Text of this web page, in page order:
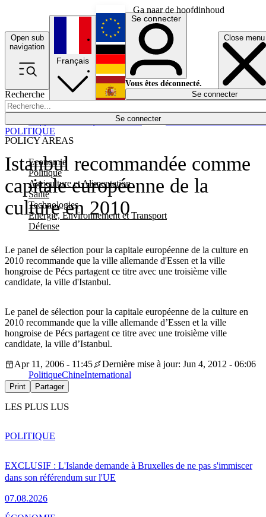
Ga naar de hoofdinhoud
Open sub
navigation
Close menu
Recherche
Se connecter
POLICY AREAS
Economie
Politique
Agriculture et Alimentation
Santé
Technologies
Energie, Environnement et Transport
Défense
Économie
Français
English
Deutsch
Español
Se connecter
Vous êtes déconnecté.
Se connecter
Istanbul recommandée comme
capitale européenne de la
culture en 2010
Le panel de sélection pour la capitale européenne de la culture en
2010 recommande que la ville allemande d'Essen et la ville
hongroise de Pécs partagent ce titre avec une troisième ville
candidate, la ville d'Istanbul.
POLITIQUE
Le panel de sélection pour la capitale européenne de la culture en
2010 recommande que la ville allemande d’Essen et la ville
hongroise de Pécs partagent ce titre avec une troisième ville
candidate, la ville d’Istanbul.
Apr 11, 2006 - 11:45
Dernière mise à jour: Jun 4, 2012 - 06:06
PolitiqueChineInternational
Print Partager
LES PLUS LUS
EXCLUSIF : L'Islande demande à Bruxelles de ne pas s'immiscer
dans son référendum sur l'UE
07.08.2026
POLITIQUE